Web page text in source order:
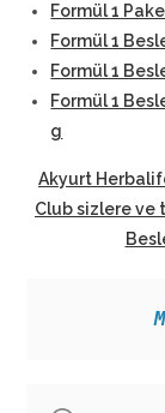
Formül 1
Formül 1
Formül 1
Formül 1
g
Akyurt
Club sizlere ve